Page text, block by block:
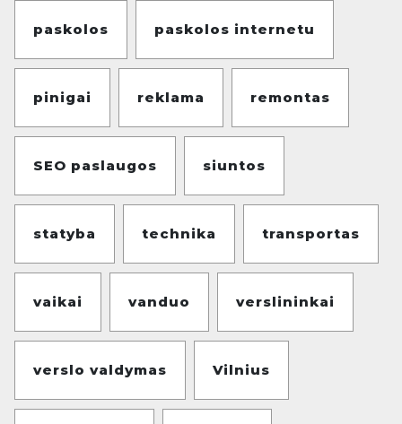
paskolos paskolos internetu
pinigai reklama remontas
SEO paslaugos siuntos
statyba technika transportas
vaikai vanduo verslininkai
verslo valdymas Vilnius